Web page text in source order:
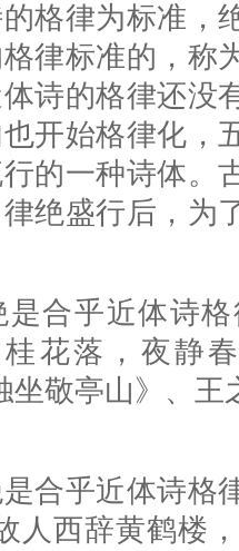
律为标准，
律标准的，称
诗的格律还没
开始格律化，
的一种诗体。
绝盛行后，为
乎近体诗格
花落，夜静
坐敬亭山》、
乎近体诗格
人西辞黄鹤楼